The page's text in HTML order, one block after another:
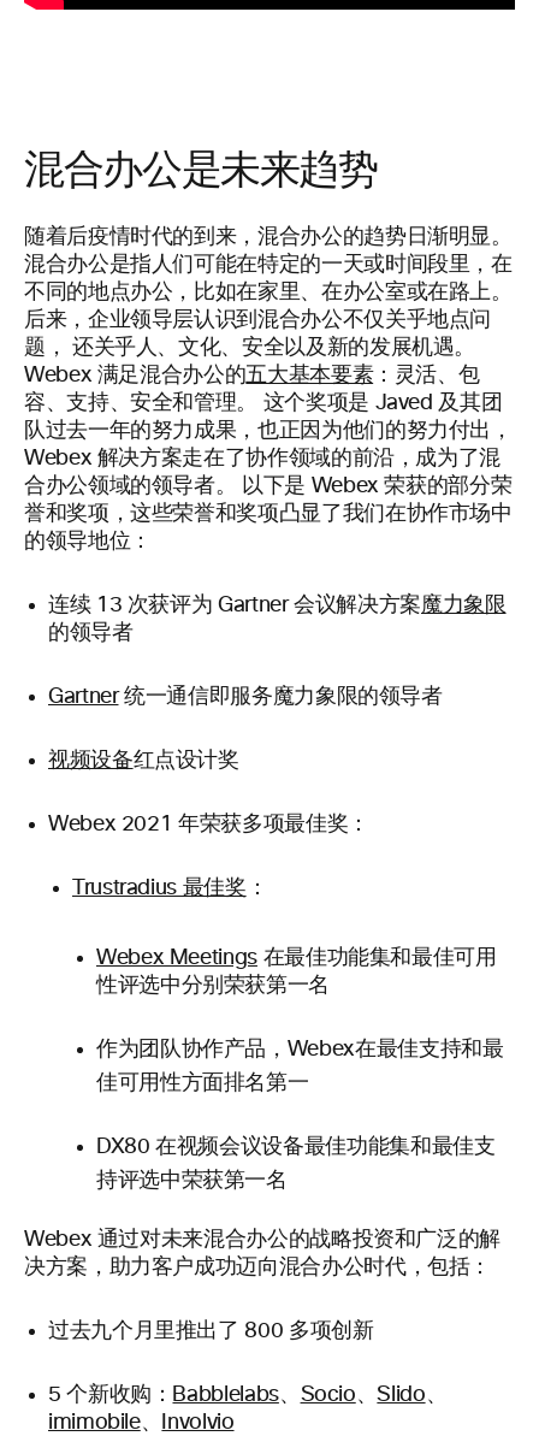
混合办公是未来趋势
随着后疫情时代的到来，混合办公的趋势日渐明显。
混合办公是指人们可能在特定的一天或时间段里，在
不同的地点办公，比如在家里、在办公室或在路上。
后来，企业领导层认识到混合办公不仅关乎地点问
题， 还关乎人、文化、安全以及新的发展机遇。
Webex 满足混合办公的五大基本要素：灵活、包
容、支持、安全和管理。 这个奖项是 Javed 及其团
队过去一年的努力成果，也正因为他们的努力付出，
Webex 解决方案走在了协作领域的前沿，成为了混
合办公领域的领导者。 以下是 Webex 荣获的部分荣
誉和奖项，这些荣誉和奖项凸显了我们在协作市场中
的领导地位：
连续 13 次获评为 Gartner 会议解决方案魔力象限
的领导者
Gartner统一通信即服务魔力象限的领导者
视频设备红点设计奖
Webex 2021 年荣获多项最佳奖：
Trustradius 最佳奖 ：
Webex Meetings在最佳功能集和最佳可用
性评选中分别荣获第一名
作为团队协作产品，Webex在最佳支持和最
佳可用性方面排名第一
DX80 在视频会议设备最佳功能集和最佳支
持评选中荣获第一名
Webex 通过对未来混合办公的战略投资和广泛的解
决方案，助力客户成功迈向混合办公时代，包括：
过去九个月里推出了 800 多项创新
5 个新收购： Babblelabs、 Socio、Slido、
imimobile、 Involvio